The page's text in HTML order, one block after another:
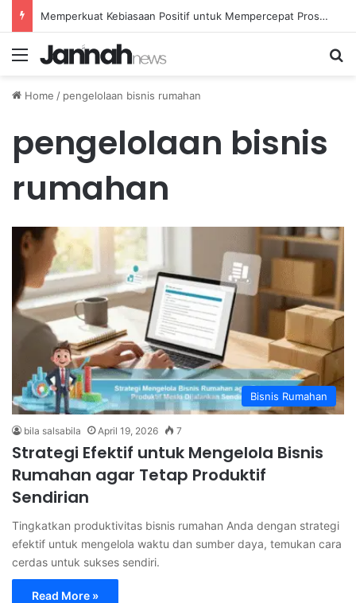
Memperkuat Kebiasaan Positif untuk Mempercepat Proses Pemulihan Mental Anda
Menu
Home / pengelolaan bisnis rumahan
pengelolaan bisnis
rumahan
Bisnis Rumahan
bila salsabila April 19, 2026 7
Strategi Efektif untuk Mengelola Bisnis
Rumahan agar Tetap Produktif
Sendirian
Tingkatkan produktivitas bisnis rumahan Anda dengan strategi
efektif untuk mengelola waktu dan sumber daya, temukan cara
cerdas untuk sukses sendiri.
Read More »